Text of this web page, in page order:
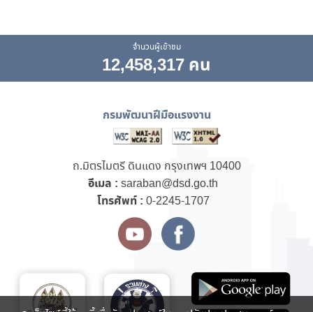
จำนวนผู้เข้าชม
12,458,317 คน
กรมพัฒนาฝีมือแรงงาน
ถ.มิตรไมตรี ดินแดง กรุงเทพฯ 10400
อีเมล : saraban@dsd.go.th
โทรศัพท์ : 0-2245-1707